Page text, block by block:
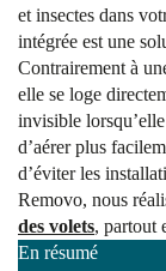
et insectes dans
intégrée est une
Contrairement à
elle se loge
invisible
d’aérer plus
d’éviter les
Removo, nous
des volets, partout
En résumé